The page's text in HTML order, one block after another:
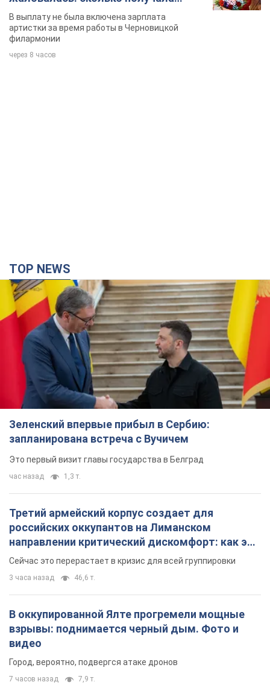
Зеленский впервые прибыл в Сербию:
запланирована встреча с Вучичем
Это первый визит главы государства в Белград
час назад 1,3 т.
Третий армейский корпус создает для
российских оккупантов на Лиманском
направлении критический дискомфорт: как это
удалось
Сейчас это перерастает в кризис для всей группировки
3 часа назад 46,6 т.
В оккупированной Ялте прогремели мощные
взрывы: поднимается черный дым. Фото и
7 часов назад